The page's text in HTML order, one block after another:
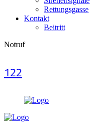
Rettungsgasse
Kontakt
Beitritt
Notruf
122